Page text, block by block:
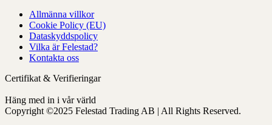
Allmänna villkor
Cookie Policy (EU)
Dataskyddspolicy
Vilka är Felestad?
Kontakta oss
Certifikat & Verifieringar
Häng med in i vår värld
Copyright ©2025 Felestad Trading AB | All Rights Reserved.